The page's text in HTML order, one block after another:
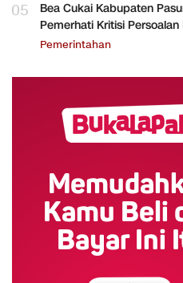
05
Bea Cukai Kabupaten
Pemerhati Kritisi
Pemerintahan